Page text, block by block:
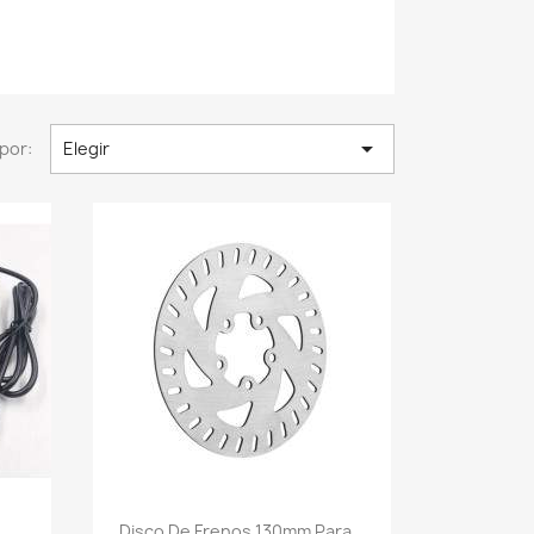
Elegir 
Vista rápida